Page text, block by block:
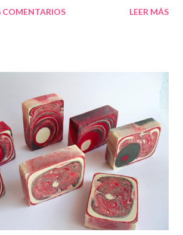
COMENTARIOS LEER MÁS